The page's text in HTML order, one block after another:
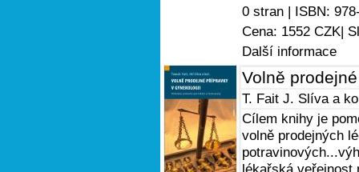
0 stran | ISBN:
Cena: 1552 CZK|
Další informace
Volně
T. Fait J. Slíva a
Cílem knihy je
volně prodejných
lékařská veřejnost